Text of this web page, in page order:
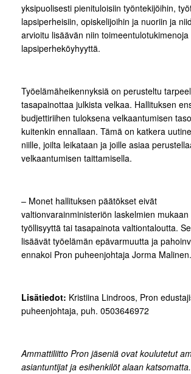
yksipuolisesti pienituloisiin työntekijöihin,
lapsiperheisiin, opiskelijoihin ja nuoriin ja
arvioitu lisäävän niin toimeentulotukimenoja
lapsiperheköyhyyttä.
Työelämäheikennyksiä on perusteltu
tasapainottaa julkista velkaa. Hallituksen
budjettiriihen tuloksena velkaantumisen
kuitenkin ennallaan. Tämä on katkera
niille, joilta leikataan ja joille asiaa
velkaantumisen taittamisella.
– Monet hallituksen päätökset eivät
valtionvarainministeriön laskelmien
työllisyyttä tai tasapainota valtiontaloutta.
lisäävät työelämän epävarmuutta ja
ennakoi Pron puheenjohtaja Jorma Malinen.
Lisätiedot: Kristiina Lindroos, Pron
puheenjohtaja, puh. 0503646972
Ammattiliitto Pron jäseniä ovat koulutetut
asiantuntijat ja esihenkilöt alaan katsomatta.